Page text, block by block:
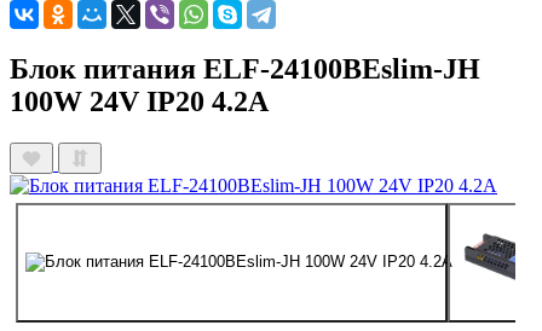
Блок питания ELF-24100BEslim-JH
100W 24V IP20 4.2A